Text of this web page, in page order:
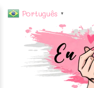
Português ▼